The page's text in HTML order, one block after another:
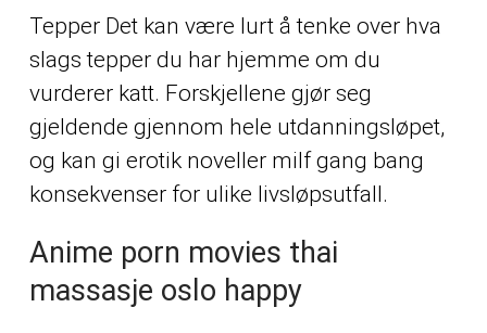
Tepper Det kan være lurt å tenke over hva
slags tepper du har hjemme om du
vurderer katt. Forskjellene gjør seg
gjeldende gjennom hele utdanningsløpet,
og kan gi erotik noveller milf gang bang
konsekvenser for ulike livsløpsutfall.
Anime porn movies thai
massasje oslo happy